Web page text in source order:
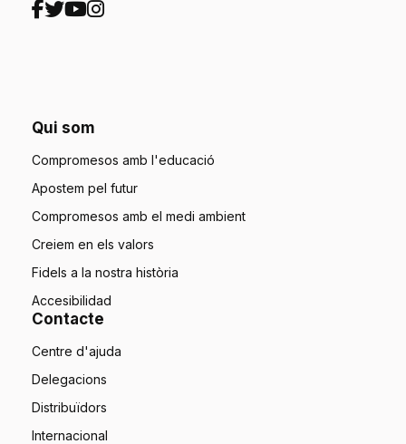
Qui som
Compromesos amb l'educació
Apostem pel futur
Compromesos amb el medi ambient
Creiem en els valors
Fidels a la nostra història
Accesibilidad
Contacte
Centre d'ajuda
Delegacions
Distribuïdors
Internacional